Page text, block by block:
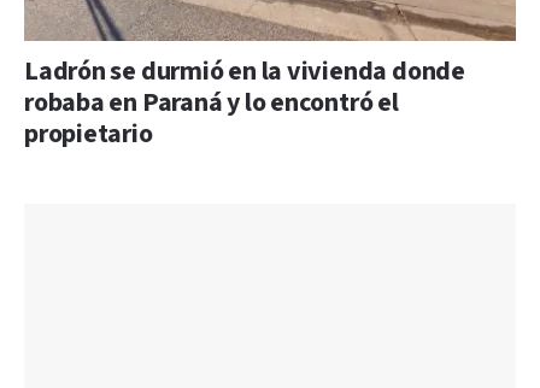
Ladrón se durmió en la vivienda donde
robaba en Paraná y lo encontró el
propietario